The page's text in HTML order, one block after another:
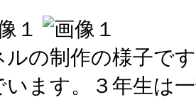
ルの制作の様子で
います。３年生は